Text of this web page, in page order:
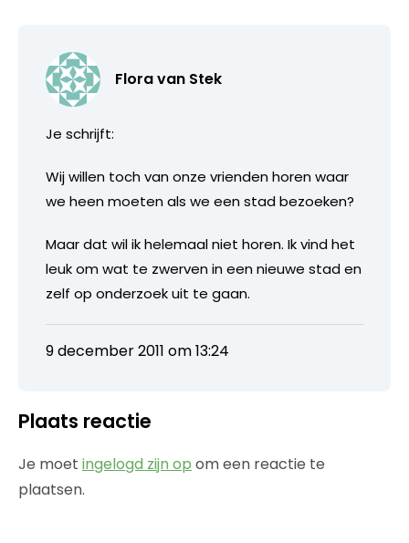
Flora van Stek
Je schrijft:
Wij willen toch van onze vrienden horen waar
we heen moeten als we een stad bezoeken?
Maar dat wil ik helemaal niet horen. Ik vind het
leuk om wat te zwerven in een nieuwe stad en
zelf op onderzoek uit te gaan.
9 december 2011 om 13:24
Plaats reactie
Je moet ingelogd zijn op om een reactie te
plaatsen.